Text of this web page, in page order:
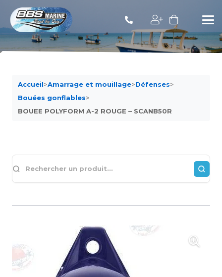
Accueil>Amarrage et mouillage>Défenses>
Bouées gonflables>
BOUEE POLYFORM A-2 ROUGE – SCANB50R